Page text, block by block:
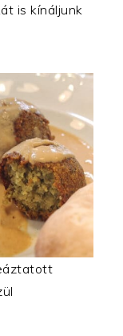
is kínáljunk